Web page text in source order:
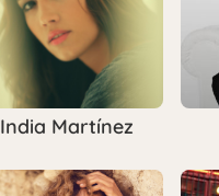
India Martínez